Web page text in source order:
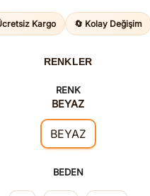
Kargo 🔄 Kolay Değişim
RENKLER
RENK
BEYAZ
BEYAZ
BEDEN